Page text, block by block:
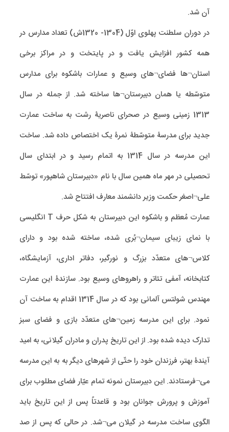
آن شد.
در دوران سلطنت پهلوی اوّل (1304- 1320ش) تعداد مدارس در
همه کشور افزایش یافت و در پایتخت و در مراکز برخی
استان¬ها فضای¬های وسیع و عمارات باشکوه برای مدارس
متوسّطه یا همان دبیرستان¬ها ساخته شد. از جمله در سال
1313 زمینی وسیع در صحرای ناصریۀ رشت به ساخت عمارت
جدید برای مدرسۀ متوسّطۀ نمرۀ یک اختصاص داده شد. ساخت
این مدرسه در سال 1314 به اتمام رسید و در ابتدای سال
تحصیلی در مهر ماه همین سال با نام «دبیرستان شاهپور» توسّط
علی¬اصغر حکمت وزیر دانشمند معارف افتتاح شد.
عمارت مُعظم و باشکوه این دبیرستان به شکل حرف T انگلیسی
با نمای زیبای سیمان¬بُری شده، ساخته شده بود و دارای
کلاس¬های متعدّد بزرگ و نورگیر، دفاتر اداری، آزمایشگاه،
کتابخانه، آمفی تئاتر و راهروهای وسیع بود. سازندۀ این عمارت
مهندس شولتس آلمانی بود که در سال 1314 اقدام به ساخت آن
نمود. برای این مدرسه زمین¬های متعدّد بازی و فضای سبز
تدارک دیده شده بود. از این تاریخ پدران و مادران گیلانی، به امید
آیندۀ بهتر، فرزندان خود را حتّی از شهرهای دیگر به به این مدرسه
می¬فرستادند. این دبیرستان نمونه تمام عیّار فضای مطلوب برای
آموزش و پرورش جوانان بود و قاعدتاً پس از این تاریخ باید
الگوی ساخت مدرسه در گیلان می¬شد. در حالی که پس از صد